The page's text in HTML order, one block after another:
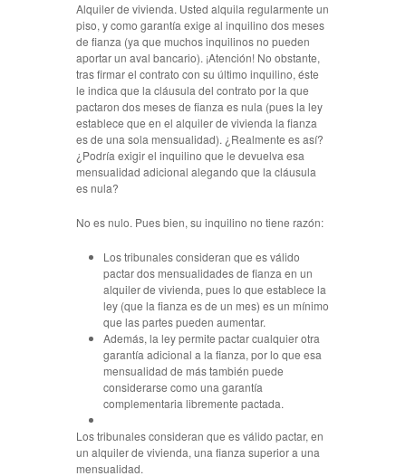
Alquiler de vivienda. Usted alquila regularmente un
piso, y como garantía exige al inquilino dos meses
de fianza (ya que muchos inquilinos no pueden
aportar un aval bancario). ¡Atención! No obstante,
tras firmar el contrato con su último inquilino, éste
le indica que la cláusula del contrato por la que
pactaron dos meses de fianza es nula (pues la ley
establece que en el alquiler de vivienda la fianza
es de una sola mensualidad). ¿Realmente es así?
¿Podría exigir el inquilino que le devuelva esa
mensualidad adicional alegando que la cláusula
es nula?
No es nulo. Pues bien, su inquilino no tiene razón:
Los tribunales consideran que es válido
pactar dos mensualidades de fianza en un
alquiler de vivienda, pues lo que establece la
ley (que la fianza es de un mes) es un mínimo
que las partes pueden aumentar.
Además, la ley permite pactar cualquier otra
garantía adicional a la fianza, por lo que esa
mensualidad de más también puede
considerarse como una garantía
complementaria libremente pactada.
Los tribunales consideran que es válido pactar, en
un alquiler de vivienda, una fianza superior a una
mensualidad.